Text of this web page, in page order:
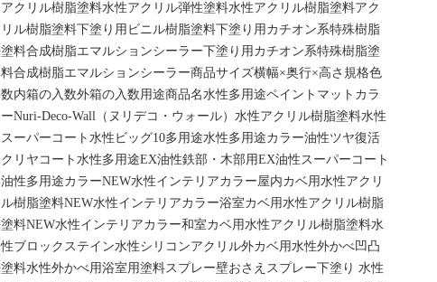
アクリル樹脂塗料水性アクリル弾性塗料水性アクリル樹脂塗料アク
リル樹脂塗料下塗り用ビニル樹脂塗料下塗り用カチオン系特殊樹脂
塗料合成樹脂エマルションシーラー下塗り用カチオン系特殊樹脂塗
料合成樹脂エマルションシーラー商品サイズ横幅×奥行×高さ規格色
数内箱の入数外箱の入数用途商品名水性多用途ペイントマットカラ
ーNuri-Deco-Wall（ヌリデコ・ウォール）水性アクリル樹脂塗料水性
スーパーコート水性ビッグ10多用途水性多用途カラー油性ツヤ復活
クリヤコート水性多用途EX油性鉄部・木部用EX油性スーパーコート
油性多用途カラーNEW水性インテリアカラー屋内カベ用水性アクリ
ル樹脂塗料NEW水性インテリアカラー浴室カベ用水性アクリル樹脂
塗料NEW水性インテリアカラー和室カベ用水性アクリル樹脂塗料水
性ブロックステイン水性シリコンアクリル外カベ用水性外かべ凹凸
塗料水性外かべ用浴室用塗料スプレー壁おさえスプレー下塗り 水性